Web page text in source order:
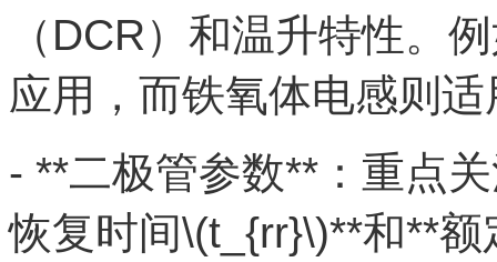
（DCR）和温升特性。
应用，而铁氧体电感则
- **二极管参数**：重点
恢复时间\(t_{rr}\)**和**